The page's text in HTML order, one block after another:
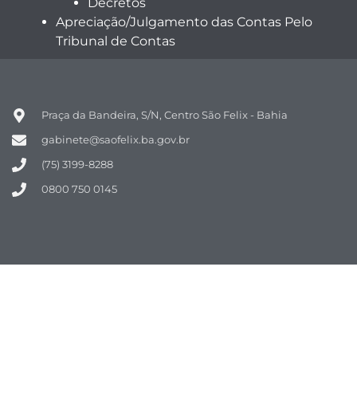
Decretos
Apreciação/Julgamento das Contas Pelo
Tribunal de Contas
Praça da Bandeira, S/N, Centro São Felix - Bahia
gabinete@saofelix.ba.gov.br
(75) 3199-8288
0800 750 0145